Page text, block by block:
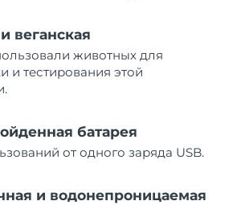
веганская
животных для
и тестирования этой
батарея
от одного заряда USB.
и водонепроницаемая